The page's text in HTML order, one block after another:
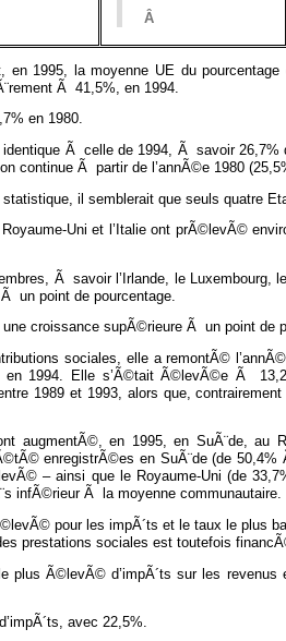
Â
en 1995, la moyenne UE du
Ã 41,5%, en 1994.
en 1980.
identique Ã celle de 1994, Ã savoir
continue Ã partir de l’annÃ©e 1980
statistique, il semblerait que seuls quatre
Uni et l’Italie ont prÃ©levÃ©
Ã savoir l’Irlande, le Luxembourg,
un point de pourcentage.
croissance supÃ©rieure Ã un point de
sociales, elle a remontÃ©
en 1994. Elle s’Ã©tait Ã©levÃ©e Ã
1989 et 1993, alors que,
augmentÃ©, en 1995, en SuÃ¨de, au
enregistrÃ©es en SuÃ¨de (de
– ainsi que le Royaume-Uni (de
infÃ©rieur Ã la moyenne communautaire.
pour les impÃ´ts et le taux le plus
prestations sociales est toutefois
plus Ã©levÃ© d’impÃ´ts sur les
avec 22,5%.